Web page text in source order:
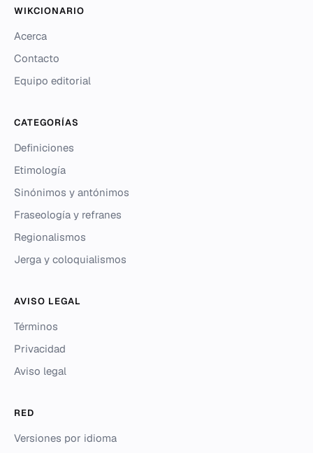
WIKCIONARIO
Acerca
Contacto
Equipo editorial
CATEGORÍAS
Definiciones
Etimología
Sinónimos y antónimos
Fraseología y refranes
Regionalismos
Jerga y coloquialismos
AVISO LEGAL
Términos
Privacidad
Aviso legal
RED
Versiones por idioma